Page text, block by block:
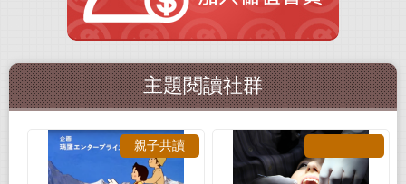
主題閱讀社群
親子共讀